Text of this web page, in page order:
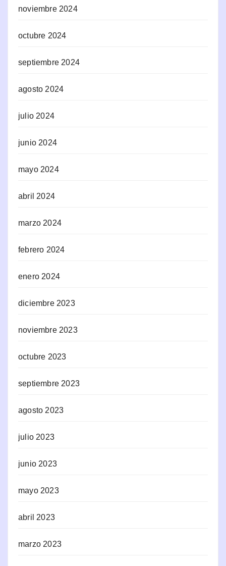
noviembre 2024
octubre 2024
septiembre 2024
agosto 2024
julio 2024
junio 2024
mayo 2024
abril 2024
marzo 2024
febrero 2024
enero 2024
diciembre 2023
noviembre 2023
octubre 2023
septiembre 2023
agosto 2023
julio 2023
junio 2023
mayo 2023
abril 2023
marzo 2023